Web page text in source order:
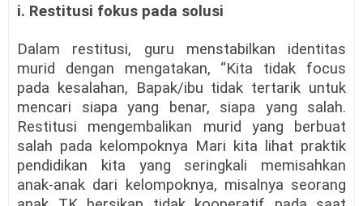
i. Restitusi fokus pada solusi
Dalam restitusi, guru menstabilkan identitas
murid dengan mengatakan, “Kita tidak focus
pada kesalahan, Bapak/ibu tidak tertarik untuk
mencari siapa yang benar, siapa yang salah.
Restitusi mengembalikan murid yang berbuat
salah pada kelompoknya Mari kita lihat praktik
pendidikan kita yang seringkali memisahkan
anak-anak dari kelompoknya, misalnya seorang